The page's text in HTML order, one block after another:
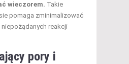
wieczorem. Takie
pomaga zminimalizować
reakcji
pory i